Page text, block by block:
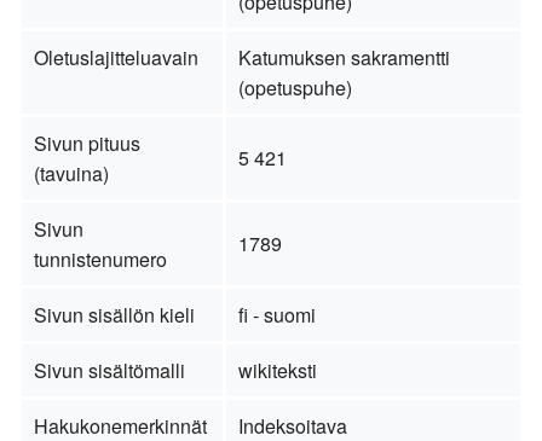
Oletuslajitteluavain
Katumuksen sakramentti
(opetuspuhe)
Sivun pituus
(tavuina)
5 421
Sivun
tunnistenumero
1789
Sivun sisällön kieli
fi - suomi
Sivun sisältömalli
wikiteksti
Hakukonemerkinnät
Indeksoitava